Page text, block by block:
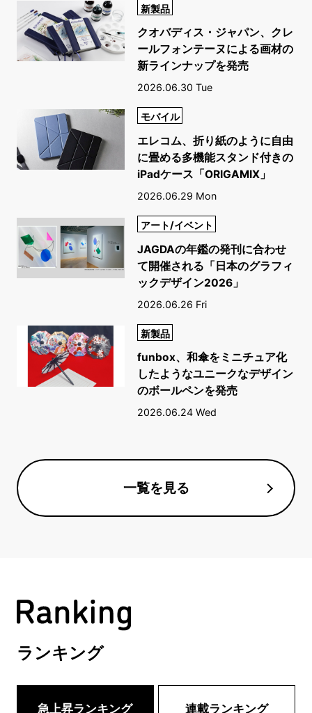
新製品
クオバディス・ジャパン、クレ
ールフォンテーヌによる画材の
新ラインナップを発売
2026.06.30 Tue
モバイル
エレコム、折り紙のように自由
に畳める多機能スタンド付きの
iPadケース「ORIGAMIX」
2026.06.29 Mon
アート/イベント
JAGDAの年鑑の発刊に合わせ
て開催される「日本のグラフィ
ックデザイン2026」
2026.06.26 Fri
新製品
funbox、和傘をミニチュア化
したようなユニークなデザイン
のボールペンを発売
2026.06.24 Wed
一覧を見る
ランキング
急上昇ランキング 連載ランキング